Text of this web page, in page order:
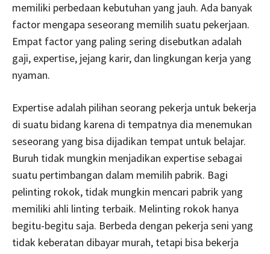
memiliki perbedaan kebutuhan yang jauh. Ada banyak
factor mengapa seseorang memilih suatu pekerjaan.
Empat factor yang paling sering disebutkan adalah
gaji, expertise, jejang karir, dan lingkungan kerja yang
nyaman.
Expertise adalah pilihan seorang pekerja untuk bekerja
di suatu bidang karena di tempatnya dia menemukan
seseorang yang bisa dijadikan tempat untuk belajar.
Buruh tidak mungkin menjadikan expertise sebagai
suatu pertimbangan dalam memilih pabrik. Bagi
pelinting rokok, tidak mungkin mencari pabrik yang
memiliki ahli linting terbaik. Melinting rokok hanya
begitu-begitu saja. Berbeda dengan pekerja seni yang
tidak keberatan dibayar murah, tetapi bisa bekerja